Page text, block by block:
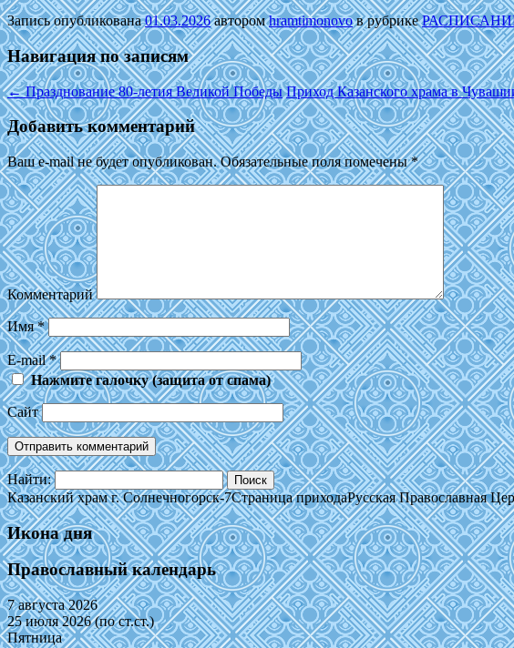
Запись опубликована01.03.2026авторомhramtimonovoв рубрике
Навигация по записям
←Празднование 80-летия Великой Победы Приход Казанского храма в
Добавить комментарий
Ваш e-mail не будет опубликован.Обязательные поля помечены*
Комментарий
Имя*
E-mail*
Нажмите галочку (защита от спама)
Сайт
Найти:
Казанский храм г. Солнечногорск-7Страница приходаРусская Православная
Икона дня
Православный календарь
7 августа 2026
25 июля 2026 (по ст.ст.)
Пятница